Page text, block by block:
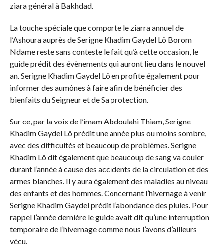
ziara général à Bakhdad.
La touche spéciale que comporte le ziarra annuel de
l’Ashoura auprès de Serigne Khadim Gaydel Lô Borom
Ndame reste sans conteste le fait qu’à cette occasion, le
guide prédit des évènements qui auront lieu dans le nouvel
an. Serigne Khadim Gaydel Lô en profite également pour
informer des aumônes à faire afin de bénéficier des
bienfaits du Seigneur et de Sa protection.
Sur ce, par la voix de l’imam Abdoulahi Thiam, Serigne
Khadim Gaydel Lô prédit une année plus ou moins sombre,
avec des difficultés et beaucoup de problèmes. Serigne
Khadim Lô dit également que beaucoup de sang va couler
durant l’année à cause des accidents de la circulation et des
armes blanches. Il y aura également des maladies au niveau
des enfants et des hommes. Concernant l’hivernage à venir
Serigne Khadim Gaydel prédit l’abondance des pluies. Pour
rappel l’année dernière le guide avait dit qu’une interruption
temporaire de l’hivernage comme nous l’avons d’ailleurs
vécu.